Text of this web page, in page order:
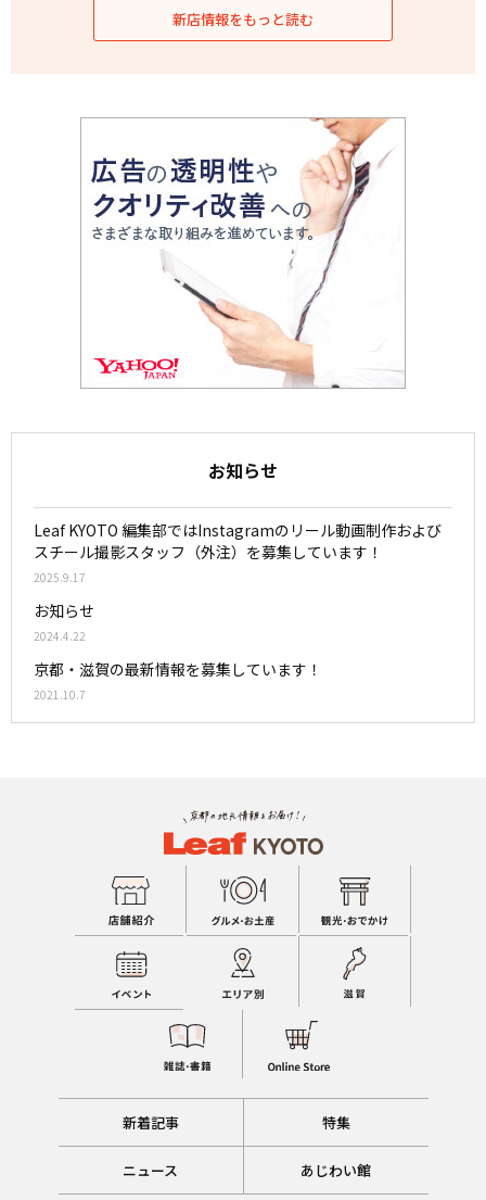
新店情報をもっと読む
お知らせ
Leaf KYOTO 編集部ではInstagramのリール動画制作および
スチール撮影スタッフ（外注）を募集しています！
2025.9.17
お知らせ
2024.4.22
京都・滋賀の最新情報を募集しています！
2021.10.7
新着記事 特集
ニュース あじわい館